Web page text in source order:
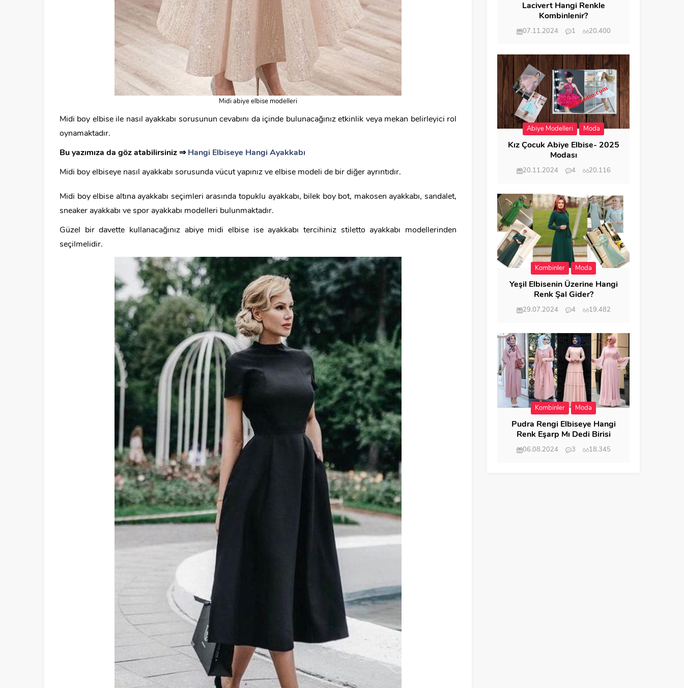
Midi abiye elbise modelleri
Midi boy elbise ile nasıl ayakkabı sorusunun cevabını da içinde bulunacağınız etkinlik veya mekan belirleyici rol
oynamaktadır.
Bu yazımıza da göz atabilirsiniz ⇒ Hangi Elbiseye Hangi Ayakkabı
Midi boy elbiseye nasıl ayakkabı sorusunda vücut yapınız ve elbise modeli de bir diğer ayrıntıdır.
Midi boy elbise altına ayakkabı seçimleri arasında topuklu ayakkabı, bilek boy bot, makosen ayakkabı, sandalet,
sneaker ayakkabı ve spor ayakkabı modelleri bulunmaktadır.
Güzel bir davette kullanacağınız abiye midi elbise ise ayakkabı tercihiniz stiletto ayakkabı modellerinden
seçilmelidir.
Lacivert Hangi Renkle
Kombinlenir?
07.11.2024 1 20.400
Abiye Modelleri Moda
Kız Çocuk Abiye Elbise- 2025
Modası
20.11.2024 4 20.116
Kombinler Moda
Yeşil Elbisenin Üzerine Hangi
Renk Şal Gider?
29.07.2024 4 19.482
Kombinler Moda
Pudra Rengi Elbiseye Hangi
Renk Eşarp Mı Dedi Birisi
06.08.2024 3 18.345